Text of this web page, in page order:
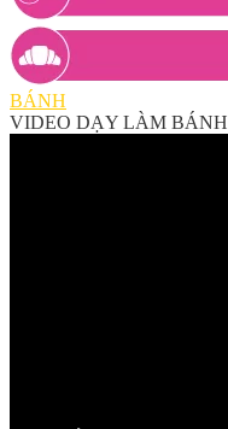
BÁNH
VIDEO DẠY LÀM BÁNH